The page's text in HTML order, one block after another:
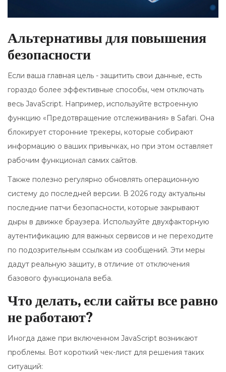
Альтернативы для повышения
безопасности
Если ваша главная цель - защитить свои данные, есть
гораздо более эффективные способы, чем отключать
весь JavaScript. Например, используйте встроенную
функцию «Предотвращение отслеживания» в Safari. Она
блокирует сторонние трекеры, которые собирают
информацию о ваших привычках, но при этом оставляет
рабочим функционал самих сайтов.
Также полезно регулярно обновлять операционную
систему до последней версии. В 2026 году актуальны
последние патчи безопасности, которые закрывают
дыры в движке браузера. Используйте двухфакторную
аутентификацию для важных сервисов и не переходите
по подозрительным ссылкам из сообщений. Эти меры
дадут реальную защиту, в отличие от отключения
базового функционала веба.
Что делать, если сайты все равно
не работают?
Иногда даже при включенном JavaScript возникают
проблемы. Вот короткий чек-лист для решения таких
ситуаций: